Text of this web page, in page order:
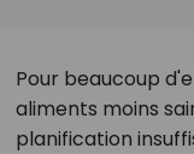
Pour beaucoup
aliments moins
planification